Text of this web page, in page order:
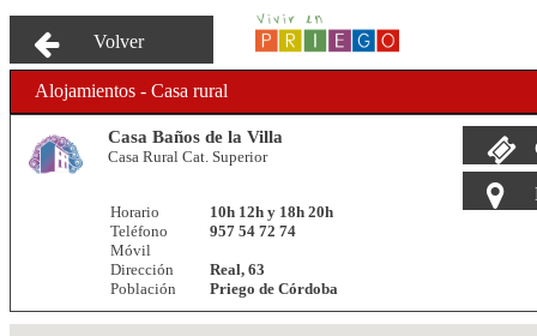
Volver
Alojamientos - Casa rural
Casa Baños de la Villa
Casa Rural Cat. Superior
Horario
10h 12h y 18h 20h
Teléfono
957 54 72 74
Móvil
Dirección
Real, 63
Población
Priego de Córdoba